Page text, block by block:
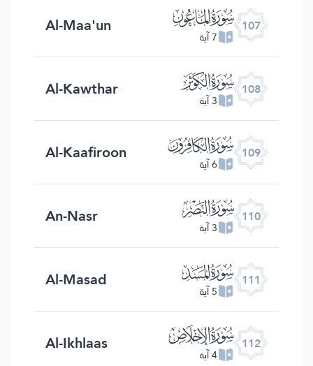
107 ﰘ
7 آية Al-Maa'un
108 ﰙ
3 آية Al-Kawthar
109 ﰚ
6 آية Al-Kaafiroon
110 ﰛ
3 آية An-Nasr
111 ﰜ
5 آية Al-Masad
112 ﰝ
4 آية Al-Ikhlaas